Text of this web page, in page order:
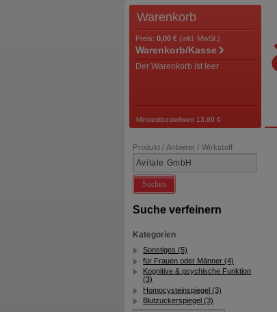
Warenkorb
Preis: 0,00 € (inkl. MwSt.)
Warenkorb/Kasse
Der Warenkorb ist leer
Mindestbestellwert 13,99 €
Produkt / Anbieter / Wirkstoff
Suchen
Suche verfeinern
Kategorien
Sonstiges (5)
für Frauen oder Männer (4)
Kognitive & psychische Funktion
(3)
Homocysteinspiegel (3)
Blutzuckerspiegel (3)